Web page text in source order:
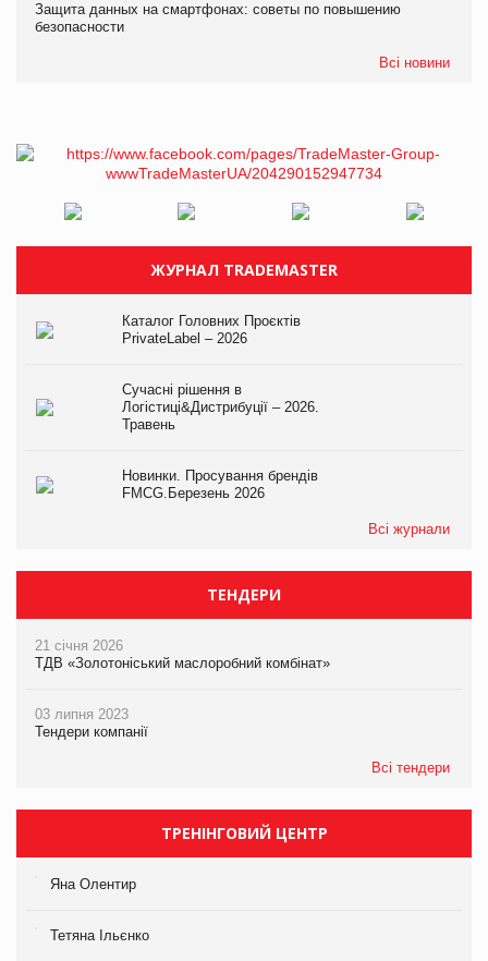
Защита данных на смартфонах: советы по повышению
безопасности
Всі новини
ЖУРНАЛ TRADEMASTER
Каталог Головних Проєктів
PrivateLabel – 2026
Сучасні рішення в
Логістиці&Дистрибуції – 2026.
Травень
Новинки. Просування брендів
FMCG.Березень 2026
Всі журнали
ТЕНДЕРИ
21 січня 2026
ТДВ «Золотоніський маслоробний комбінат»
03 липня 2023
Тендери компанії
Всі тендери
ТРЕНІНГОВИЙ ЦЕНТР
Яна Олентир
Тетяна Ільєнко